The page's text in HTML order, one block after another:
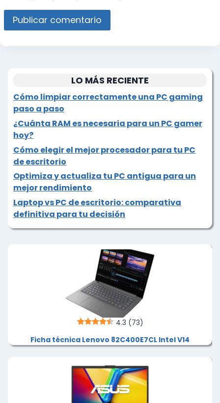
LO MÁS RECIENTE
Cómo limpiar correctamente una PC gaming
paso a paso
¿Cuánta RAM es necesaria para un PC gamer
hoy?
Cómo elegir el mejor procesador para tu PC
de escritorio
Optimiza y actualiza tu PC antigua para un
mejor rendimiento
Laptop vs PC de escritorio: comparativa
definitiva para tu decisión
4.3 (73)
Ficha técnica Lenovo 82C400E7CL Intel V14